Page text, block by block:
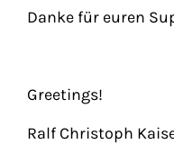
Danke für euren
Greetings!
Ralf Christoph